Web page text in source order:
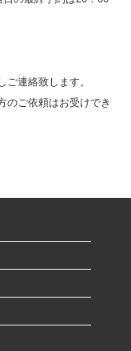
ご連絡致します。
のご依頼はお受けでき